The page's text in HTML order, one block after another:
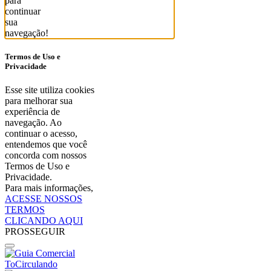
continuar
sua
navegação!
Termos de Uso e
Privacidade
Esse site utiliza cookies
para melhorar sua
experiência de
navegação. Ao
continuar o acesso,
entendemos que você
concorda com nossos
Termos de Uso e
Privacidade.
Para mais informações,
ACESSE NOSSOS
TERMOS
CLICANDO AQUI
PROSSEGUIR